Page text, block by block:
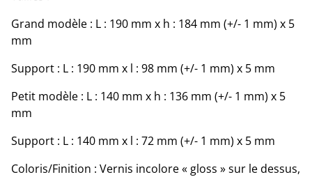
Grand modèle : L : 190 mm x h : 184 mm (+/- 1 mm) x 5
mm
Support : L : 190 mm x l : 98 mm (+/- 1 mm) x 5 mm
Petit modèle : L : 140 mm x h : 136 mm (+/- 1 mm) x 5
mm
Support : L : 140 mm x l : 72 mm (+/- 1 mm) x 5 mm
Coloris/Finition : Vernis incolore « gloss » sur le dessus,